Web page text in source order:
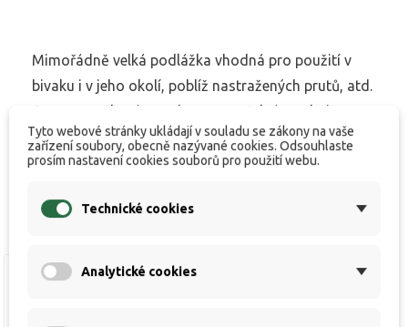
Mimořádně velká podlážka vhodná pro použití v
bivaku i v jeho okolí, poblíž nastražených prutů, atd.
Je nepromokavá, snadno omyvatelná a velmi
odolná proti mechanickému poškození.
Tyto webové stránky ukládají v souladu se zákony na vaše
zařízení soubory, obecně nazývané cookies. Odsouhlaste
prosím nastavení cookies souborů pro použití webu.
Technické cookies
Analytické cookies